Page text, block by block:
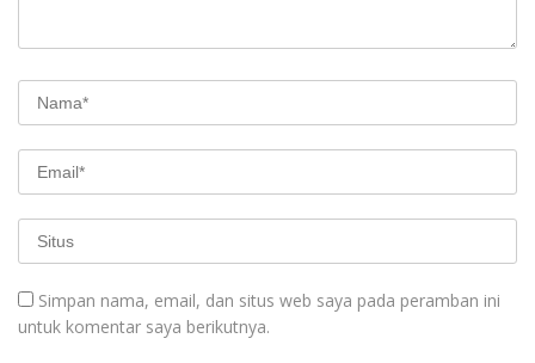
Simpan nama, email, dan situs web saya pada peramban ini
untuk komentar saya berikutnya.